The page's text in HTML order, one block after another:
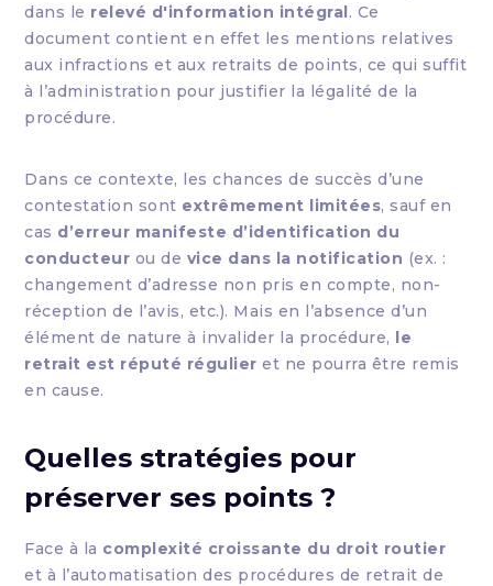
dans le relevé d'information intégral. Ce
document contient en effet les mentions relatives
aux infractions et aux retraits de points, ce qui suffit
à l’administration pour justifier la légalité de la
procédure.
Dans ce contexte, les chances de succès d’une
contestation sont extrêmement limitées, sauf en
cas d’erreur manifeste d’identification du
conducteur ou de vice dans la notification (ex. :
changement d’adresse non pris en compte, non-
réception de l’avis, etc.). Mais en l’absence d’un
élément de nature à invalider la procédure, le
retrait est réputé régulier et ne pourra être remis
en cause.
Quelles stratégies pour
préserver ses points ?
Face à la complexité croissante du droit routier
et à l’automatisation des procédures de retrait de